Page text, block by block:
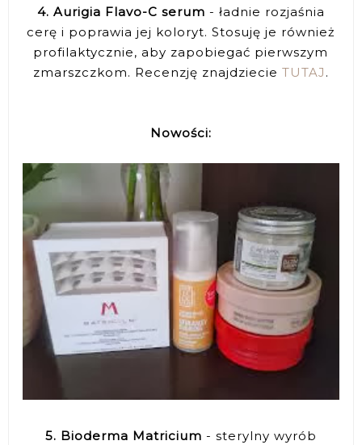
4. Aurigia Flavo-C serum - ładnie rozjaśnia
cerę i poprawia jej koloryt. Stosuję je również
profilaktycznie, aby zapobiegać pierwszym
zmarszczkom. Recenzję znajdziecie TUTAJ .
Nowości:
5. Bioderma Matricium - sterylny wyrób